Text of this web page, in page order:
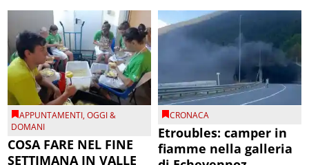
APPUNTAMENTI,OGGI &
DOMANI
COSA FARE NEL FINE
SETTIMANA IN VALLE
CRONACA
Etroubles: camper in
fiamme nella galleria